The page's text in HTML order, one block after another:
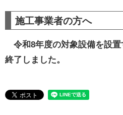
施工事業者の方へ
令和8年度の対象設備を設
終了しました。